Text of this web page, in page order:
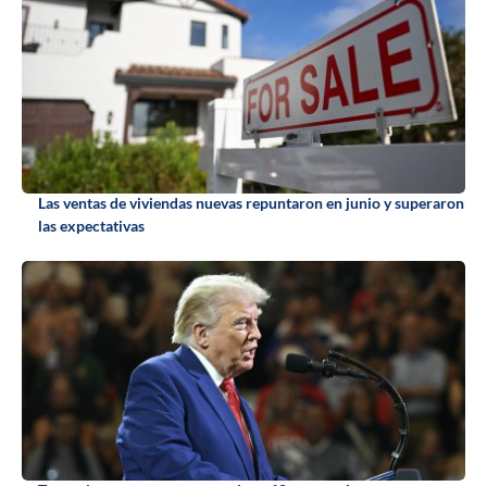
Las ventas de viviendas nuevas repuntaron en junio y superaron
las expectativas